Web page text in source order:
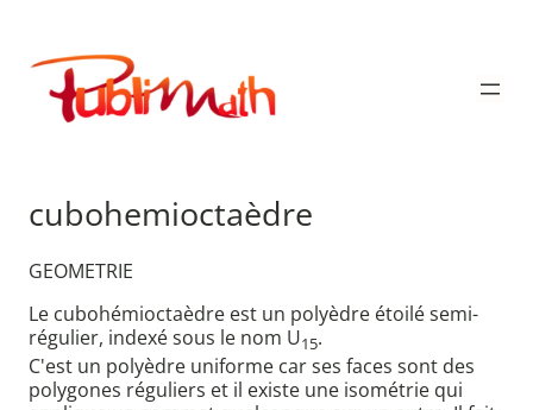
contenu
Publimath
cubohemioctaèdre
GEOMETRIE
Le cubohémioctaèdre est un polyèdre étoilé semi-
régulier, indexé sous le nom U15.
C'est un polyèdre uniforme car ses faces sont des
polygones réguliers et il existe une isométrie qui